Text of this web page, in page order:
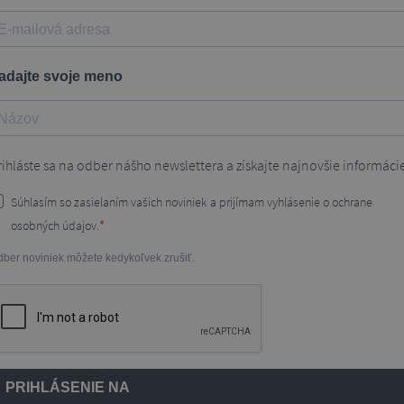
svoje meno
sa na odber nášho newslettera a získajte najnovšie
Súhlasím so zasielaním vašich noviniek a prijímam vyhlásenie o ochrane
osobných údajov.
noviniek môžete kedykoľvek zrušiť.
PRIHLÁSENIE NA